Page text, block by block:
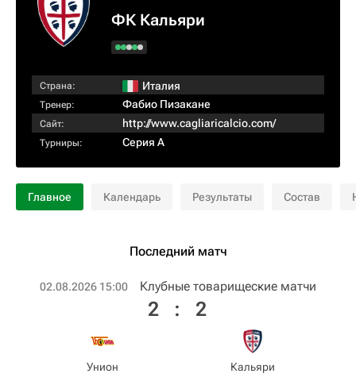
ФК Кальяри
Страна: Италия
Тренер: Фабио Пизакане
Сайт: http://www.cagliaricalcio.com/
Турниры: Серия А
Главное Календарь Результаты Состав
Последний матч
02.08.2026 15:00 Клубные товарищеские матчи
Унион
2 : 2
Кальяри